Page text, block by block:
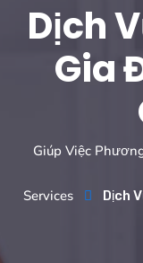
Dịch
Gia
Giúp Việc
Services
Dịch